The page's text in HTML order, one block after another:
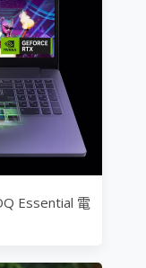
Essential 電